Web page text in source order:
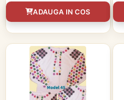
ADAUGA IN COS